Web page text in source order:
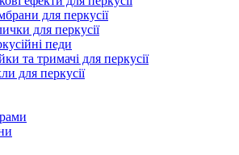
для перкусії
для перкусії
педи
та тримачі для перкусії
для перкусії